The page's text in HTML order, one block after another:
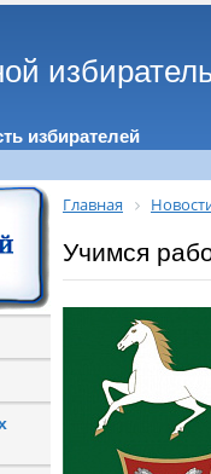
избирателей
Главная
Учимся